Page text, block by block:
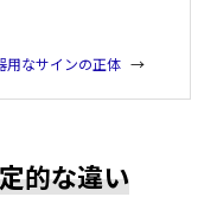
用なサインの正体
的な違い